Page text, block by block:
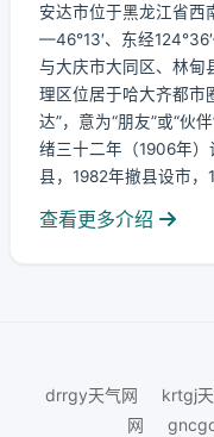
安达市位于黑龙江省西
—46°13′、东经
与大庆市大同区、林甸
理区位居于哈大齐都市
达”，意为“朋友”或“伙
绪三十二年（1906年
县，1982年撤县设市，
查看更多介绍
drrgy天气网
krtgj
网